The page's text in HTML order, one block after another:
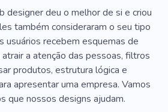
deu o melhor de si e criou
também consideraram o seu tipo
usuários recebem esquemas de
a atenção das pessoas, filtros
produtos, estrutura lógica e
apresentar uma empresa. Vamos
que nossos designs ajudam.